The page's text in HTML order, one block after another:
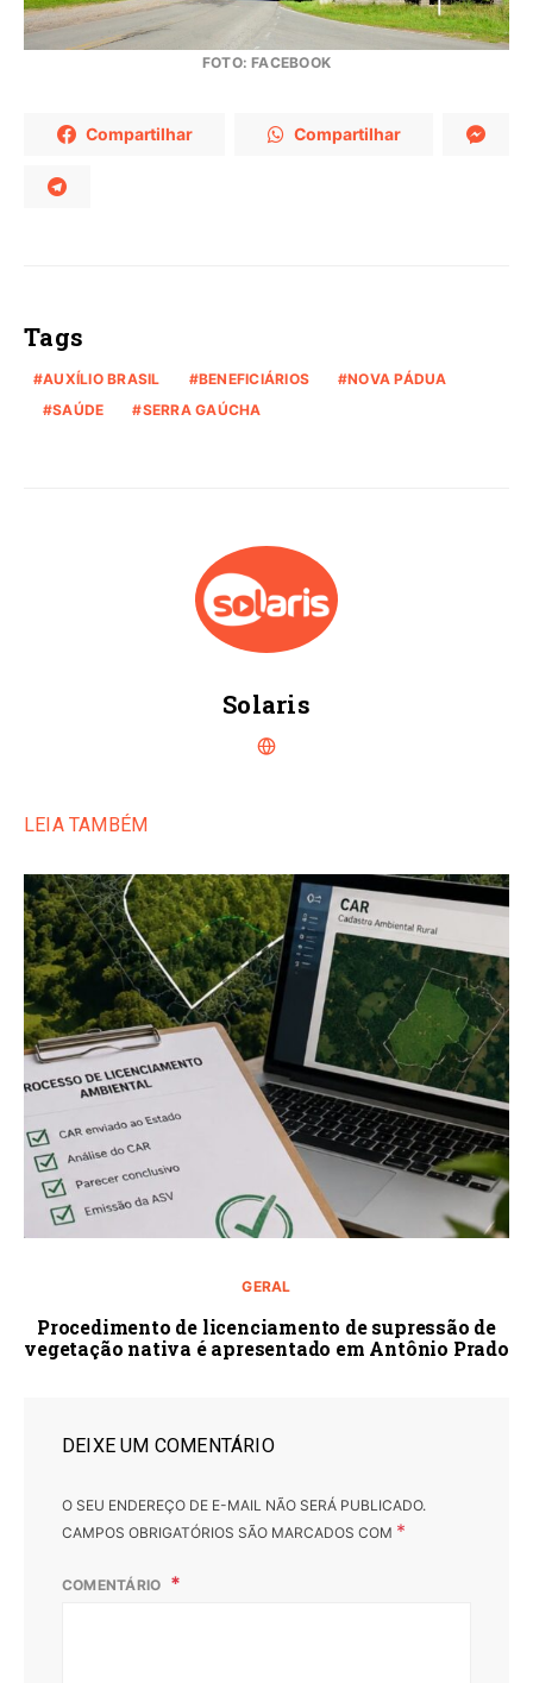
FOTO: FACEBOOK
Compartilhar Compartilhar
Tags
AUXÍLIO BRASIL BENEFICIÁRIOS
NOVA PÁDUA
SAÚDE
SERRA GAÚCHA
Solaris
LEIA TAMBÉM
GERAL
Procedimento de licenciamento de supressão de
vegetação nativa é apresentado em Antônio Prado
DEIXE UM COMENTÁRIO
O SEU ENDEREÇO DE E-MAIL NÃO SERÁ PUBLICADO.
CAMPOS OBRIGATÓRIOS SÃO MARCADOS COM *
COMENTÁRIO